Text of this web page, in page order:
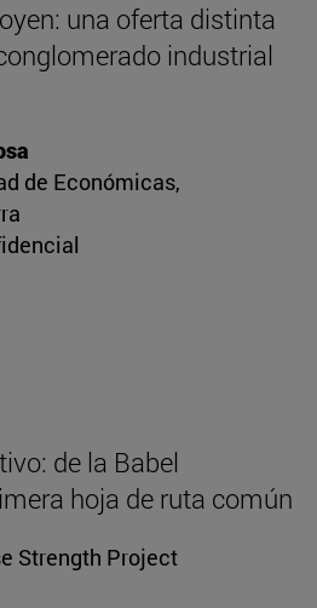
una oferta distinta
industrial
de Económicas,
de la Babel
hoja de ruta común
Strength Project